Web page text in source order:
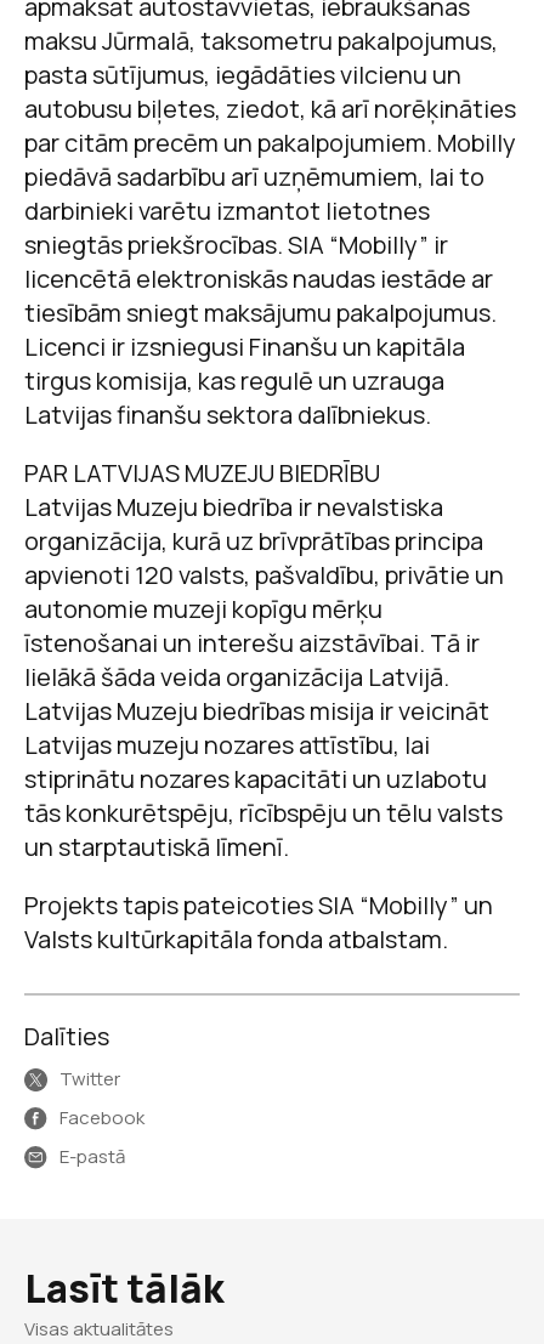
apmaksāt autostāvvietas, iebraukšanas
maksu Jūrmalā, taksometru pakalpojumus,
pasta sūtījumus, iegādāties vilcienu un
autobusu biļetes, ziedot, kā arī norēķināties
par citām precēm un pakalpojumiem. Mobilly
piedāvā sadarbību arī uzņēmumiem, lai to
darbinieki varētu izmantot lietotnes
sniegtās priekšrocības. SIA “Mobilly” ir
licencētā elektroniskās naudas iestāde ar
tiesībām sniegt maksājumu pakalpojumus.
Licenci ir izsniegusi Finanšu un kapitāla
tirgus komisija, kas regulē un uzrauga
Latvijas finanšu sektora dalībniekus.
PAR LATVIJAS MUZEJU BIEDRĪBU
Latvijas Muzeju biedrība ir nevalstiska
organizācija, kurā uz brīvprātības principa
apvienoti 120 valsts, pašvaldību, privātie un
autonomie muzeji kopīgu mērķu
īstenošanai un interešu aizstāvībai. Tā ir
lielākā šāda veida organizācija Latvijā.
Latvijas Muzeju biedrības misija ir veicināt
Latvijas muzeju nozares attīstību, lai
stiprinātu nozares kapacitāti un uzlabotu
tās konkurētspēju, rīcībspēju un tēlu valsts
un starptautiskā līmenī.
Projekts tapis pateicoties SIA “Mobilly” un
Valsts kultūrkapitāla fonda atbalstam.
Dalīties
Twitter
Facebook
E-pastā
Lasīt tālāk
Visas aktualitātes